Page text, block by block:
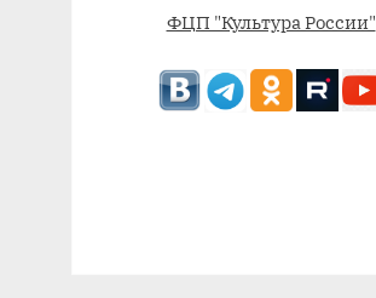
ФЦП "Культура России"